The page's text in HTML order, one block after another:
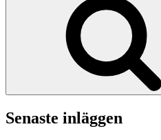
Senaste inläggen